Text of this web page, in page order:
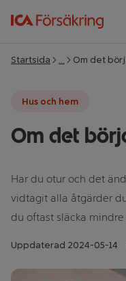
Startsida … Om det
Hus och hem
Om det
Har du otur och det
vidtagit alla åtgärder
du oftast släcka
Uppdaterad 2024-05-14